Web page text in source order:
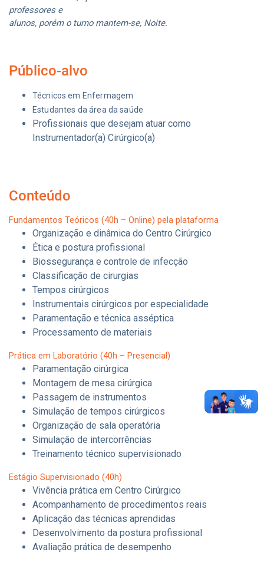
professores e
alunos, porém o turno mantem-se, Noite.
Público-alvo
Técnicos em Enfermagem
Estudantes da área da saúde
Profissionais que desejam atuar como
Instrumentador(a) Cirúrgico(a)
Conteúdo
Fundamentos Teóricos (40h – Online) pela plataforma
Organização e dinâmica do Centro Cirúrgico
Ética e postura profissional
Biossegurança e controle de infecção
Classificação de cirurgias
Tempos cirúrgicos
Instrumentais cirúrgicos por especialidade
Paramentação e técnica asséptica
Processamento de materiais
Prática em Laboratório (40h – Presencial)
Paramentação cirúrgica
Montagem de mesa cirúrgica
Passagem de instrumentos
Simulação de tempos cirúrgicos
Organização de sala operatória
Simulação de intercorrências
Treinamento técnico supervisionado
Estágio Supervisionado (40h)
Vivência prática em Centro Cirúrgico
Acompanhamento de procedimentos reais
Aplicação das técnicas aprendidas
Desenvolvimento da postura profissional
Avaliação prática de desempenho